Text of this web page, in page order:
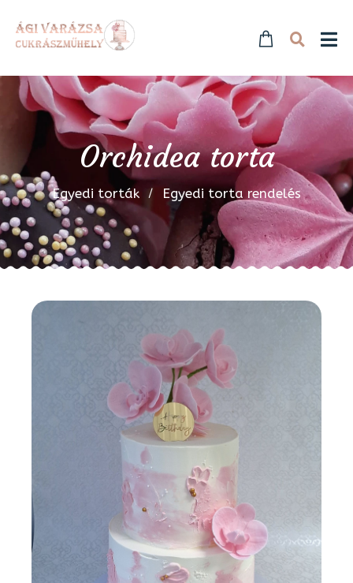
Orchidea torta
Egyedi torták Egyedi torta rendelés